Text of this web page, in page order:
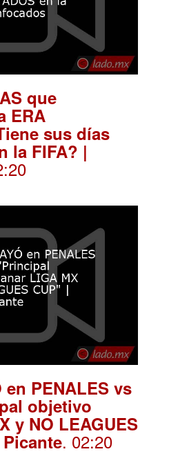
que
ERA
sus días
la FIFA? |
en PENALES vs
objetivo
y NO LEAGUES
. 02:20